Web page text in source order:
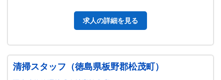
求人の詳細を見る
清掃スタッフ（徳島県板野郡松茂町）